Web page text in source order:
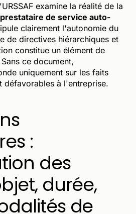
examine la réalité de la
de service auto-
clairement l'autonomie du
de directives hiérarchiques et
constitue un élément de
ce document,
uniquement sur les faits
à l'entreprise.
:
des
durée,
de